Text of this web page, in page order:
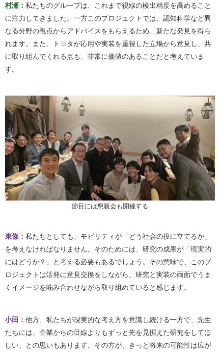
村瀬： 私たちのグループは、これまで視線の検出精度を高めること
に注力してきました。一方このプロジェクトでは、認知科学など異
なる分野の視点からアドバイスをもらえるため、新たな発見を得ら
れます。また、トヨタが応用や実装を重視した立場から意見し、共
に取り組んでくれる点も、非常に価値のあることだと考えていま
す。
節目には懇親会も開催する
東條： 私たちとしても、モビリティが「どう社会の役に立てるか」
を考えなければなりません。そのためには、研究の成果が「現実的
にはどうか？」と考える必要もあるでしょう。その意味で、このプ
ロジェクトは活発に意見交換をしながら、研究と実装の両面でうま
くイメージを噛み合わせながら取り組めていると感じます。
小田： 他方、私たちが現実的な考え方を意識し続ける一方で、先生
たちには、企業からの目線よりもずっと先を見据えた研究をしてほ
しい、との思いもあります。その方が、きっと将来の可能性は広が